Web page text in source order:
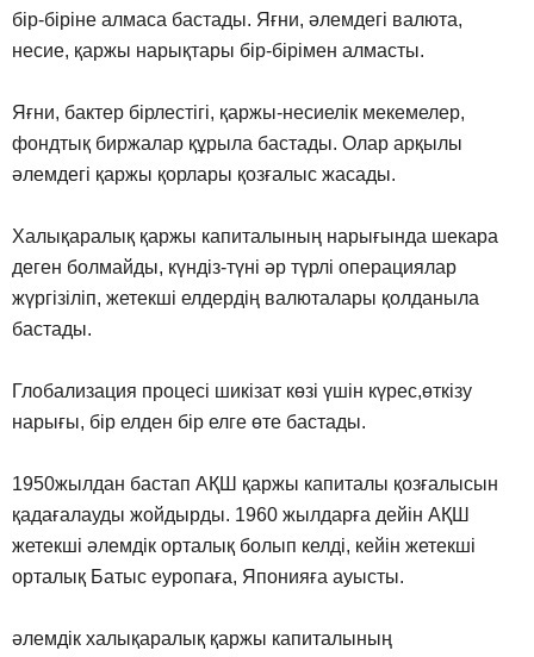
бір-біріне алмаса бастады. Яғни, әлемдегі валюта,
несие, қаржы нарықтары бір-бірімен алмасты.
Яғни, бактер бірлестігі, қаржы-несиелік мекемелер,
фондтық биржалар құрыла бастады. Олар арқылы
әлемдегі қаржы қорлары қозғалыс жасады.
Халықаралық қаржы капиталының нарығында шекара
деген болмайды, күндіз-түні әр түрлі операциялар
жүргізіліп, жетекші елдердің валюталары қолданыла
бастады.
Глобализация процесі шикізат көзі үшін күрес,өткізу
нарығы, бір елден бір елге өте бастады.
1950жылдан бастап АҚШ қаржы капиталы қозғалысын
қадағалауды жойдырды. 1960 жылдарға дейін АҚШ
жетекші әлемдік орталық болып келді, кейін жетекші
орталық Батыс еуропаға, Японияға ауысты.
әлемдік халықаралық қаржы капиталының